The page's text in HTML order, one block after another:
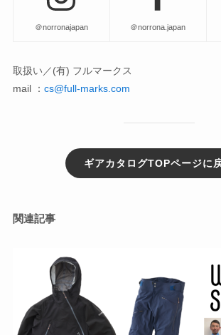
＠norronajapan ＠norrona.japan
取扱い／(有) フルマークス
mail ： cs@full-marks.com
ギアカタログTOPページに
関連記事